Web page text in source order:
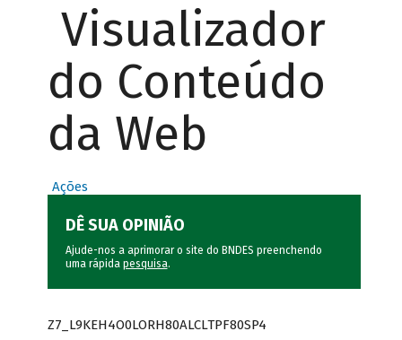
Visualizador
do Conteúdo
da Web
Ações
DÊ SUA OPINIÃO
Ajude-nos a aprimorar o site do BNDES preenchendo
uma rápida pesquisa.
Z7_L9KEH4O0LORH80ALCLTPF80SP4